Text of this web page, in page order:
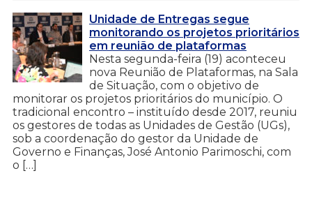
Unidade de Entregas segue
monitorando os projetos prioritários
em reunião de plataformas
Nesta segunda-feira (19) aconteceu
nova Reunião de Plataformas, na Sala
de Situação, com o objetivo de
monitorar os projetos prioritários do município. O
tradicional encontro – instituído desde 2017, reuniu
os gestores de todas as Unidades de Gestão (UGs),
sob a coordenação do gestor da Unidade de
Governo e Finanças, José Antonio Parimoschi, com
o […]